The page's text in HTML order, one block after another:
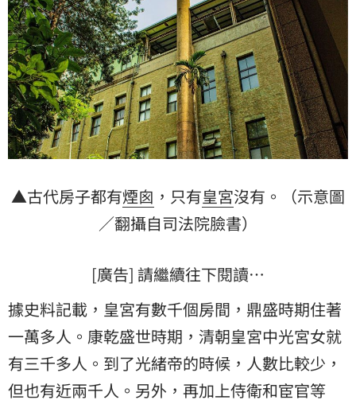
▲古代房子都有煙囪 ，只有皇宮沒有。（示意圖
／翻攝自司法院臉書）
[廣告] 請繼續往下閱讀…
據史料記載，皇宮有數千個房間，鼎盛時期住著
一萬多人。康乾盛世時期，清朝皇宮中光宮女就
有三千多人。到了光緒帝的時候，人數比較少，
但也有近兩千人。另外，再加上侍衛和宦官等